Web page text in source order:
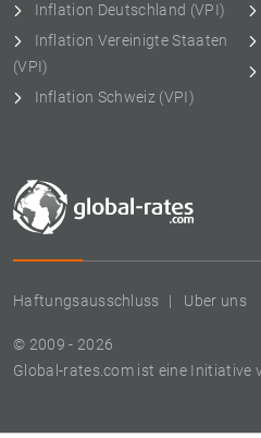
Haftungsausschluss Uber uns
© 2009 - 2026
Global-rates.com ist eine Initiative
Inflation Deutschland (VPI)
Inflation Vereinigte Staaten
(VPI)
Inflation Schweiz (VPI)